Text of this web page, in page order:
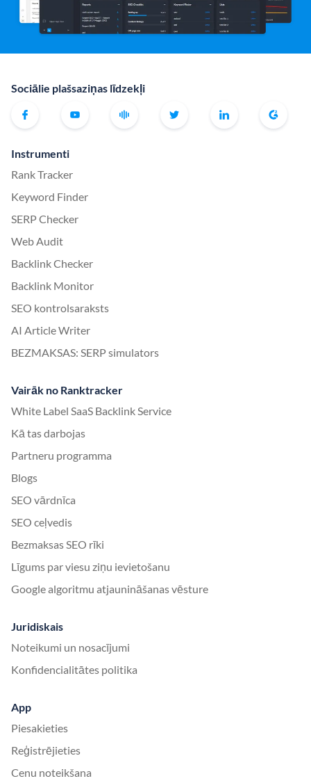
Sociālie plašsaziņas līdzekļi
Instrumenti
Rank Tracker
Keyword Finder
SERP Checker
Web Audit
Backlink Checker
Backlink Monitor
SEO kontrolsaraksts
AI Article Writer
BEZMAKSAS: SERP simulators
Vairāk no Ranktracker
White Label SaaS Backlink Service
Kā tas darbojas
Partneru programma
Blogs
SEO vārdnīca
SEO ceļvedis
Bezmaksas SEO rīki
Līgums par viesu ziņu ievietošanu
Google algoritmu atjaunināšanas vēsture
Juridiskais
Noteikumi un nosacījumi
Konfidencialitātes politika
App
Piesakieties
Reģistrējieties
Cenu noteikšana